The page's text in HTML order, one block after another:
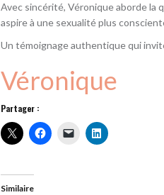
Avec sincérité, Véronique aborde la
aspire à une sexualité plus
Un témoignage authentique qui
Véronique
Partager :
Similaire